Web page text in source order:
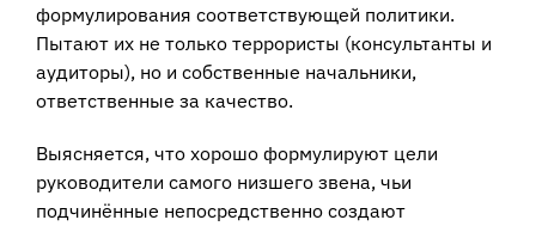
формулирования соответствующей политики.
Пытают их не только террористы (консультанты и
аудиторы), но и собственные начальники,
ответственные за качество.
Выясняется, что хорошо формулируют цели
руководители самого низшего звена, чьи
подчинённые непосредственно создают